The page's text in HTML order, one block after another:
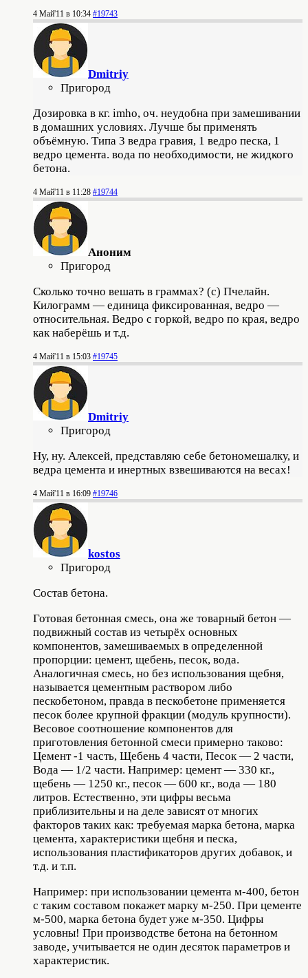
4 Май'11 в 10:34 #19743
Dmitriy
Пригород
Дозировка в кг. imhо, оч. неудобна при замешивании
в домашних условиях. Лучше бы применять
объёмную. Типа 3 ведра гравия, 1 ведро песка, 1
ведро цемента. вода по необходимости, не жидкого
бетона.
4 Май'11 в 11:28 #19744
Аноним
Пригород
Сколько точно вешать в граммах? (c) Пчелайн.
Килограмм — единица фиксированная, ведро —
относительная. Ведро с горкой, ведро по края, ведро
как наберёшь и т.д.
4 Май'11 в 15:03 #19745
Dmitriy
Пригород
Ну, ну. Алексей, представляю себе бетономешалку, и
ведра цемента и инертных взвешиваются на весах!
4 Май'11 в 16:09 #19746
kostos
Пригород
Состав бетона.
Готовая бетонная смесь, она же товарный бетон —
подвижный состав из четырёх основных
компонентов, замешиваемых в определенной
пропорции: цемент, щебень, песок, вода.
Аналогичная смесь, но без использования щебня,
называется цементным раствором либо
пескобетоном, правда в пескобетоне применяется
песок более крупной фракции (модуль крупности).
Весовое соотношение компонентов для
приготовления бетонной смеси примерно таково:
Цемент -1 часть, Щебень 4 части, Песок — 2 части,
Вода — 1/2 части. Например: цемент — 330 кг.,
щебень — 1250 кг., песок — 600 кг., вода — 180
литров. Естественно, эти цифры весьма
приблизительны и на деле зависят от многих
факторов таких как: требуемая марка бетона, марка
цемента, характеристики щебня и песка,
использования пластификаторов других добавок, и
т.д. и т.п.
Например: при использовании цемента м-400, бетон
с таким составом покажет марку м-250. При цементе
м-500, марка бетона будет уже м-350. Цифры
условны! При производстве бетона на бетонном
заводе, учитывается не один десяток параметров и
характеристик.